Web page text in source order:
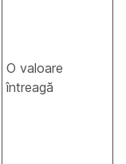
O valoare
întreagă